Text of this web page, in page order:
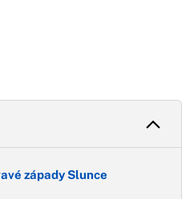
západy Slunce